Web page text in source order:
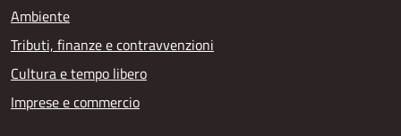
Ambiente
Tributi, finanze e contravvenzioni
Cultura e tempo libero
Imprese e commercio